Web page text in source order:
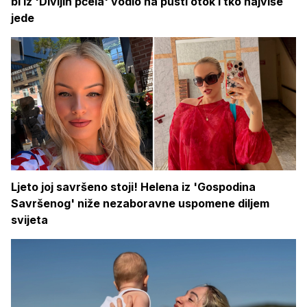
jede
Ljeto joj savršeno stoji! Helena iz 'Gospodina
Savršenog' niže nezaboravne uspomene diljem
svijeta